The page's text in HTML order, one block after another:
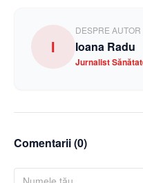
I
DESPRE AUTOR
Ioana Radu
Jurnalist
Comentarii (0)